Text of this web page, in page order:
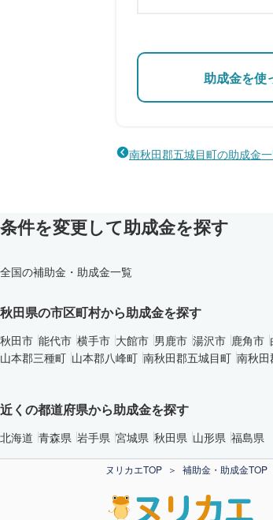
助成金を使
南秋田郡五城目町の助成金
条件を変更して助成金を探す
全国の補助金・助成金一覧
秋田県の市区町村から助成金を探す
秋田市 能代市 横手市 大館市 男鹿市 湯沢市 鹿角市
山本郡三種町 山本郡八峰町 南秋田郡五城目町 南秋
近くの都道府県から助成金を探す
北海道 青森県 岩手県 宮城県 秋田県 山形県 福島県
ヌリカエTOP 補助金・助成金TOP